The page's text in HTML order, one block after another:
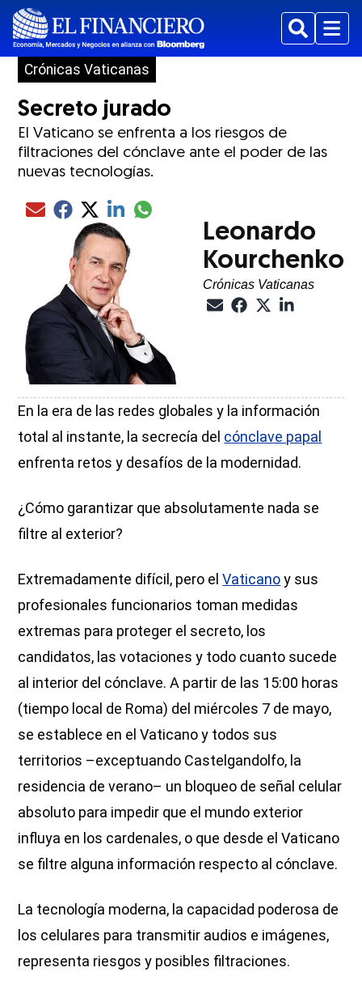
BuscarMenu
Crónicas Vaticanas
Secreto jurado
El Vaticano se enfrenta a los riesgos de
filtraciones del cónclave ante el poder de las
nuevas tecnologías.
Compartir el artículo actual mediante Email
Compartir el artículo actual mediante Facebook
Compartir el artículo actual mediante Twitter
Compartir el artículo actual mediante LinkedIn
Compartir el artículo actual mediante
Leonardo
Kourchenko
Crónicas Vaticanas
En la era de las redes globales y la información
total al instante, la secrecía del cónclave papal
enfrenta retos y desafíos de la modernidad.
¿Cómo garantizar que absolutamente nada se
filtre al exterior?
Extremadamente difícil, pero elVaticanoy sus
profesionales funcionarios toman medidas
extremas para proteger el secreto, los
candidatos, las votaciones y todo cuanto sucede
al interior del cónclave. A partir de las 15:00 horas
(tiempo local de Roma) del miércoles 7 de mayo,
se establece en el Vaticano y todos sus
territorios –exceptuando Castelgandolfo, la
residencia de verano– un bloqueo de señal celular
absoluto para impedir que el mundo exterior
influya en los cardenales, o que desde el Vaticano
se filtre alguna información respecto al cónclave.
La tecnología moderna, la capacidad poderosa de
los celulares para transmitir audios e imágenes,
representa riesgos y posibles filtraciones.